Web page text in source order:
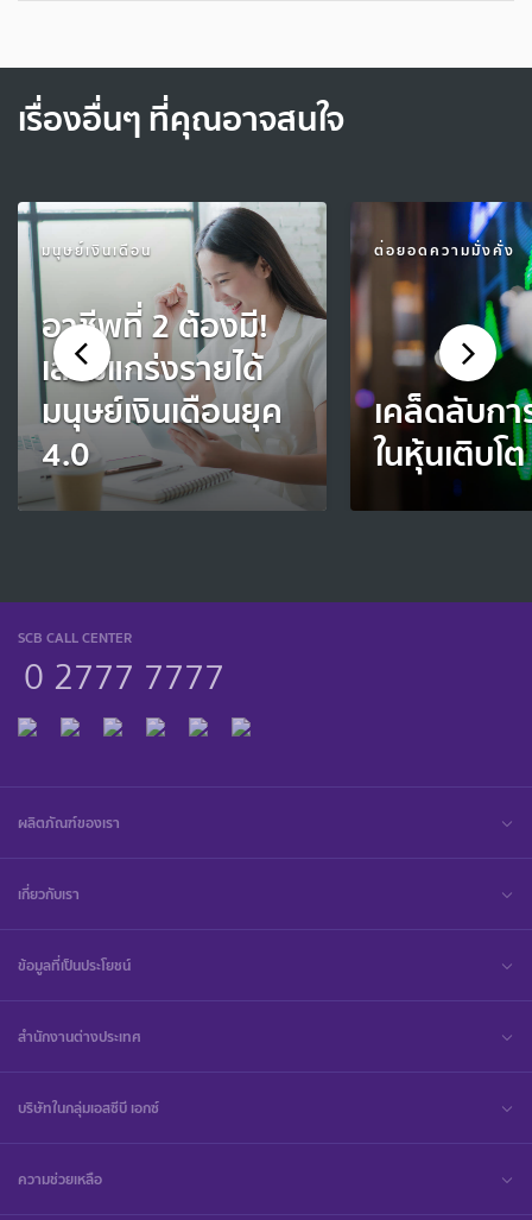
เรื่องอื่นๆ ที่คุณอาจสนใจ
มนุษย์เงินเดือน
อาชีพที่ 2 ต้องมี!
เสริมแกร่งรายได้
มนุษย์เงินเดือนยุค
4.0
ต่อยอดความมั่งคั่ง
เคล็ดลับก
ในหุ้นเติบโต
SCB CALL CENTER
0 2777 7777
ผลิตภัณฑ์ของเรา
เกี่ยวกับเรา
ข้อมูลที่เป็นประโยชน์
สำนักงานต่างประเทศ
บริษัทในกลุ่มเอสซีบี เอกซ์
ความช่วยเหลือ